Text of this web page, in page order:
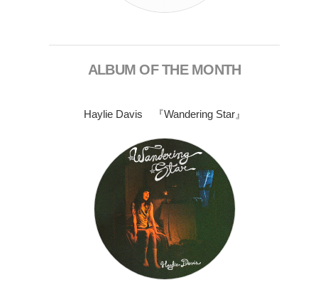
ALBUM OF THE MONTH
Haylie Davis 『Wandering Star』